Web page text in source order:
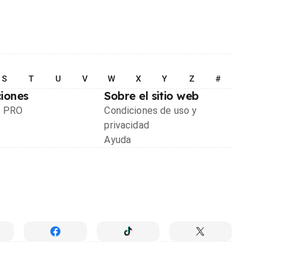
S T U V W X Y Z #
Sobre el sitio web
Condiciones de uso y
privacidad
Ayuda